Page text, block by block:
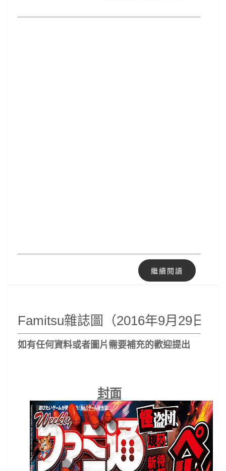
繼續閱讀
Famitsu雜誌圖（2016年9月29日號
如有任何資料或者圖片需要補充的歡迎提出
封面